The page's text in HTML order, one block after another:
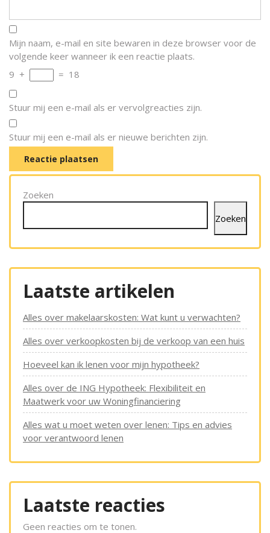
Mijn naam, e-mail en site bewaren in deze browser voor de
volgende keer wanneer ik een reactie plaats.
9 + = 18
Stuur mij een e-mail als er vervolgreacties zijn.
Stuur mij een e-mail als er nieuwe berichten zijn.
Zoeken
Zoeken
Laatste artikelen
Alles over makelaarskosten: Wat kunt u verwachten?
Alles over verkoopkosten bij de verkoop van een huis
Hoeveel kan ik lenen voor mijn hypotheek?
Alles over de ING Hypotheek: Flexibiliteit en
Maatwerk voor uw Woningfinanciering
Alles wat u moet weten over lenen: Tips en advies
voor verantwoord lenen
Laatste reacties
Geen reacties om te tonen.